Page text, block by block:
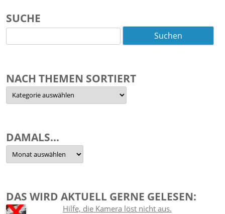
SUCHE
nach:
NACH THEMEN SORTIERT
Nach
Themen
sortiert
DAMALS…
Damals…
DAS WIRD AKTUELL GERNE GELESEN:
Hilfe, die Kamera löst nicht aus.